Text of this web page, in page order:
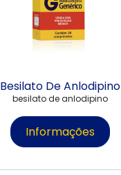
Besilato De Anlodipino
besilato de anlodipino
Informações